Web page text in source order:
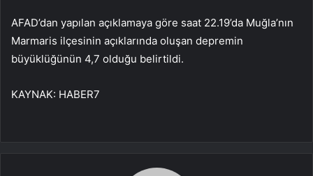
AFAD’dan yapılan açıklamaya göre saat 22.19’da Muğla’nın
Marmaris ilçesinin açıklarında oluşan depremin
büyüklüğünün 4,7 olduğu belirtildi.
KAYNAK: HABER7